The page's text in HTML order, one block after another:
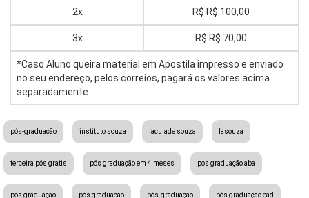
2x R$ R$ 100,00
3x R$ R$ 70,00
*Caso Aluno queira material em Apostila impresso e enviado
no seu endereço, pelos correios, pagará os valores acima
separadamente.
pós-graduação instituto souza faculade souza fasouza
terceira pós gratis pós graduação em 4 meses pos graduação aba
pos graduação pós graduacao pós-graduação pós graduação ead